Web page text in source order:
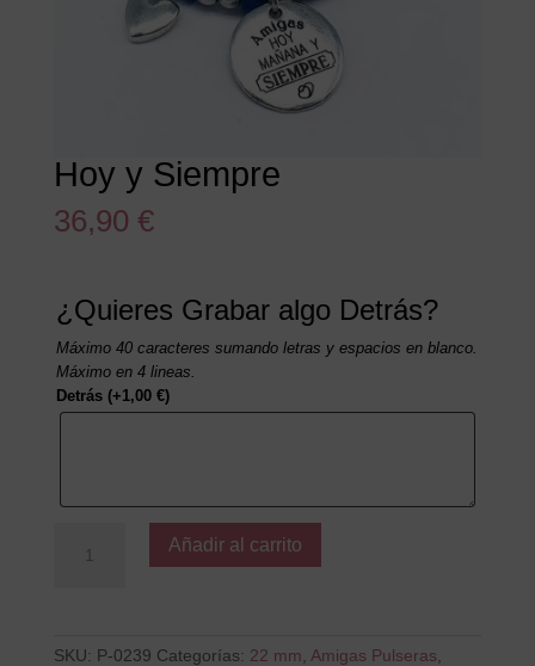
Hoy y Siempre
36,90 €
¿Quieres Grabar algo Detrás?
Máximo 40 caracteres sumando letras y espacios en blanco.
Máximo en 4 lineas.
Detrás (+1,00 €)
Añadir al carrito
SKU: P-0239 Categorías: 22 mm Amigas Pulseras